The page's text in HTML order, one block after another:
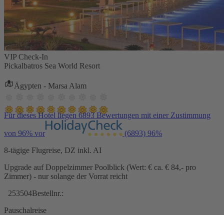
VIP Check-In
Pickalbatros Sea World Resort
Ägypten - Marsa Alam
Für dieses Hotel liegen 6893 Bewertungen mit einer Zustimmung
von 96% vor (6893) 96%
8-tägige Flugreise, DZ inkl. AI
Upgrade auf Doppelzimmer Poolblick (Wert: € ca. € 84,- pro
Zimmer) - nur solange der Vorrat reicht
253504Bestellnr.:
Pauschalreise